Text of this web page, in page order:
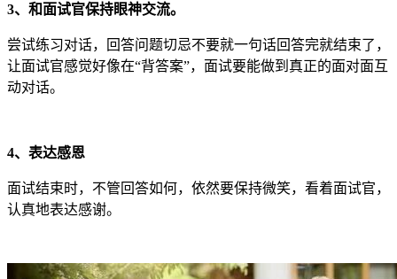
3、和面试官保持眼神交流。
尝试练习对话，回答问题切忌不要就一句话回答完就结束了，
让面试官感觉好像在“背答案”，面试要能做到真正的面对面互
动对话。
4、表达感恩
面试结束时，不管回答如何，依然要保持微笑，看着面试官，
认真地表达感谢。